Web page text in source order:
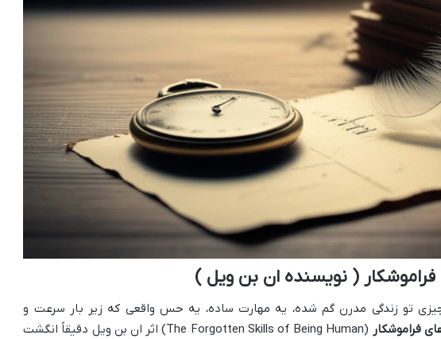
( نویسنده ان بن ویل )
تو زندگی مدرن گم شده، یه مهارت ساده، یه حس واقعی که زیر بار سرعت و
فراموشکار
(The Forgotten Skills of Being Human) اثر ان بن ویل دقیقاً انگشت